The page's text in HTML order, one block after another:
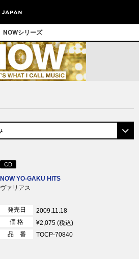
NOWシリーズ
CD
NOW YO-GAKU HITS
ヴァリアス
発売日
2009.11.18
価 格
¥2,075 (税込)
品 番
TOCP-70840